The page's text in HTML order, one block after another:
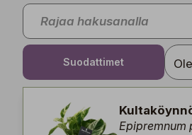
Suodattimet
Epipremnum